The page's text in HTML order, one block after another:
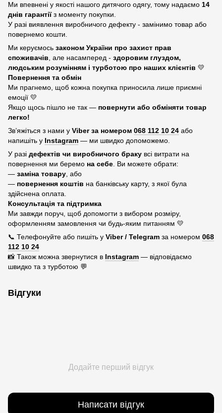
Ми впевнені у якості нашого дитячого одягу, тому надаємо 14
днів гарантіїз моменту покупки.
У разі виявлення виробничого дефекту - замінимо товар або
повернемо кошти.
Ми керуємось законом України про захист прав
споживачів , але насамперед - здоровим глуздом,
людським розумінням і турботою про наших клієнтів 💛
Повернення та обмін
Ми прагнемо, щоб кожна покупка приносила лише приємні
емоції 💛
Якщо щось пішло не так — повернути або обміняти товар
легко!
Зв’яжіться з нами у Viber за номером 068 112 10 24 або
напишіть у Instagram — ми швидко допоможемо.
У разі дефектів чи виробничого браку всі витрати на
повернення ми беремо на себе . Ви можете обрати:
— заміна товару , або
— повернення коштів на банківську карту, з якої була
здійснена оплата.
Консультація та підтримка
Ми завжди поруч, щоб допомогти з вибором розміру,
оформленням замовлення чи будь-яким питанням 💛
📞 Телефонуйте або пишіть у Viber / Telegram за номером 068
112 10 24
📸 Також можна звернутися в Instagram — відповідаємо
швидко та з турботою 💬
Відгуки
Додайте перший відгук
Написати відгук